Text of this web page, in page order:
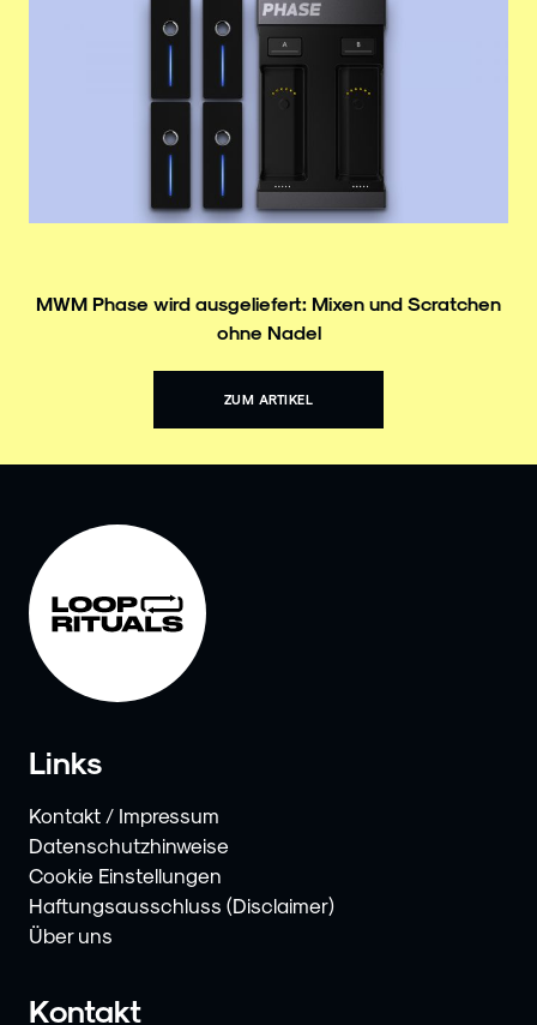
MWM Phase wird ausgeliefert: Mixen und Scratchen
ohne Nadel
ZUM ARTIKEL
Links
Kontakt / Impressum
Datenschutzhinweise
Cookie Einstellungen
Haftungsausschluss (Disclaimer)
Über uns
Kontakt